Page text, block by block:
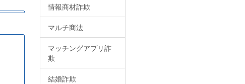
情報商材詐欺
マルチ商法
マッチングアプリ詐
欺
結婚詐欺